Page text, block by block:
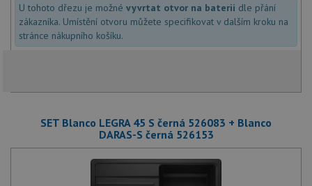
U tohoto dřezu je možné vyvrtat otvor na baterii dle přání
zákazníka. Umístění otvoru můžete specifikovat v dalším kroku na
stránce nákupního košíku.
SET Blanco LEGRA 45 S černá 526083 + Blanco
DARAS-S černá 526153